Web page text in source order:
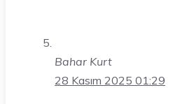
Bahar Kurt
28 Kasım 2025 01:29